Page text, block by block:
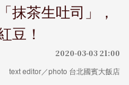
抹茶生吐司」，
豆！
2020-03-03 21:00
text editor／photo 台北國賓大飯店